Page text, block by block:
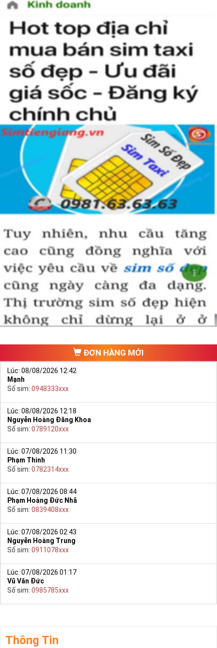
ĐƠN HÀNG MỚI
Lúc: 08/08/2026 12:42
Mạnh
Số sim: 0948333xxx
Lúc: 08/08/2026 12:18
Nguyễn Hoàng Đăng Khoa
Số sim: 0789120xxx
Lúc: 07/08/2026 11:30
Phạm Thinh
Số sim: 0782314xxx
Lúc: 07/08/2026 08:44
Phạm Hoàng Đức Nhã
Số sim: 0839408xxx
Lúc: 07/08/2026 02:43
Nguyễn Hoàng Trung
Số sim: 0911078xxx
Lúc: 07/08/2026 01:17
Vũ Văn Đức
Số sim: 0985785xxx
Thông Tin